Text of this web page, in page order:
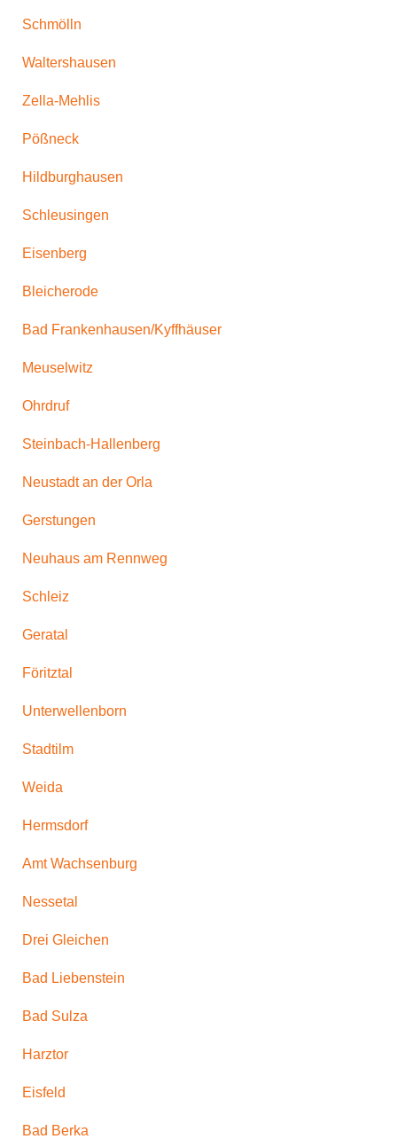
Schmölln
Waltershausen
Zella-Mehlis
Pößneck
Hildburghausen
Schleusingen
Eisenberg
Bleicherode
Bad Frankenhausen/Kyffhäuser
Meuselwitz
Ohrdruf
Steinbach-Hallenberg
Neustadt an der Orla
Gerstungen
Neuhaus am Rennweg
Schleiz
Geratal
Föritztal
Unterwellenborn
Stadtilm
Weida
Hermsdorf
Amt Wachsenburg
Nessetal
Drei Gleichen
Bad Liebenstein
Bad Sulza
Harztor
Eisfeld
Bad Berka